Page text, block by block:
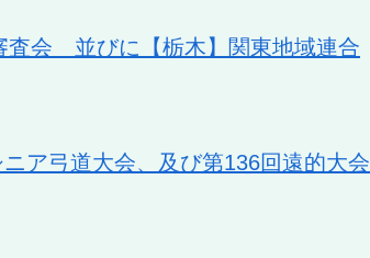
査会 並びに【栃木】関東地域連合
ア弓道大会、及び第136回遠的大会